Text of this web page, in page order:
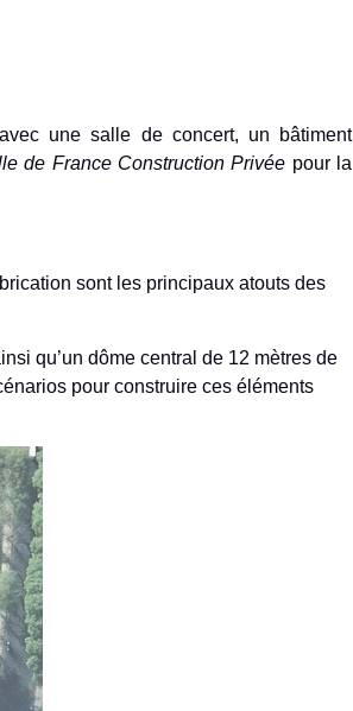
une salle de concert, un bâtiment
de France Construction Privée pour la
sont les principaux atouts des
qu’un dôme central de 12 mètres de
pour construire ces éléments